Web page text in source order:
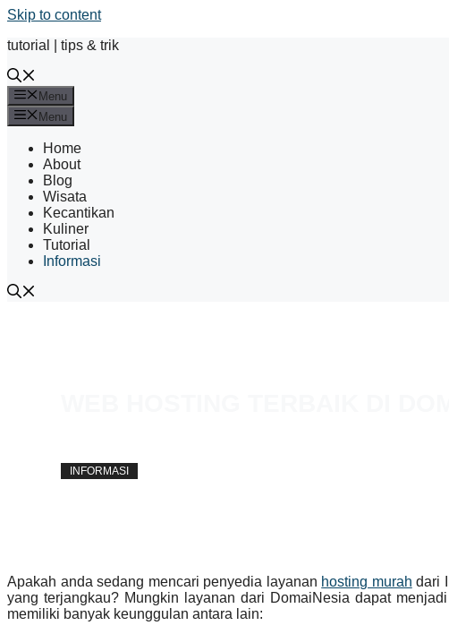
Skip to content
tutorial | tips & trik
Menu
Menu
Home
About
Blog
Wisata
Kecantikan
Kuliner
Tutorial
Informasi
INFORMASI
Apakah anda sedang mencari penyedia layanan hosting murah dari
yang terjangkau? Mungkin layanan dari DomaiNesia dapat
memiliki banyak keunggulan antara lain: